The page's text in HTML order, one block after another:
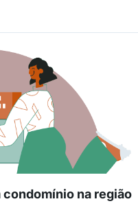
na região